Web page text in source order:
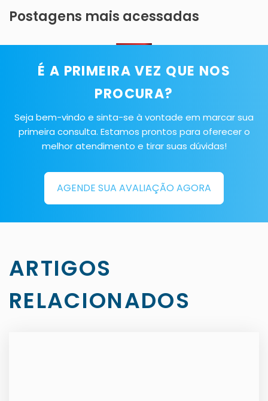
Postagens mais acessadas
É A PRIMEIRA VEZ QUE NOS
PROCURA?
Seja bem-vindo e sinta-se à vontade em marcar sua
primeira consulta. Estamos prontos para oferecer o
melhor atendimento e tirar suas dúvidas!
AGENDE SUA AVALIAÇÃO AGORA
ARTIGOS
RELACIONADOS